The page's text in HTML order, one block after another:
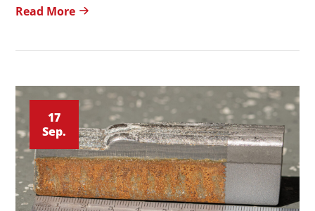
Read More
17
Sep.